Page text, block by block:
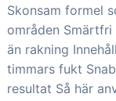
Skonsam formel
områden
än rakning
timmars fukt
resultat Så här